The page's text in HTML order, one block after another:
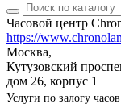
Часовой центр
https://
Москва,
Кутузовский
дом 26, корпус 1
Услуги по залогу